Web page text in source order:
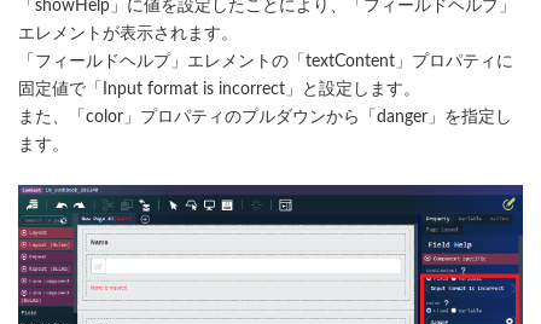
「showHelp」に値を設定したことにより、「フィールドヘルプ」
エレメントが表示されます。
「フィールドヘルプ」エレメントの「textContent」プロパティに
固定値で「Input format is incorrect」と設定します。
また、「color」プロパティのプルダウンから「danger」を指定し
ます。